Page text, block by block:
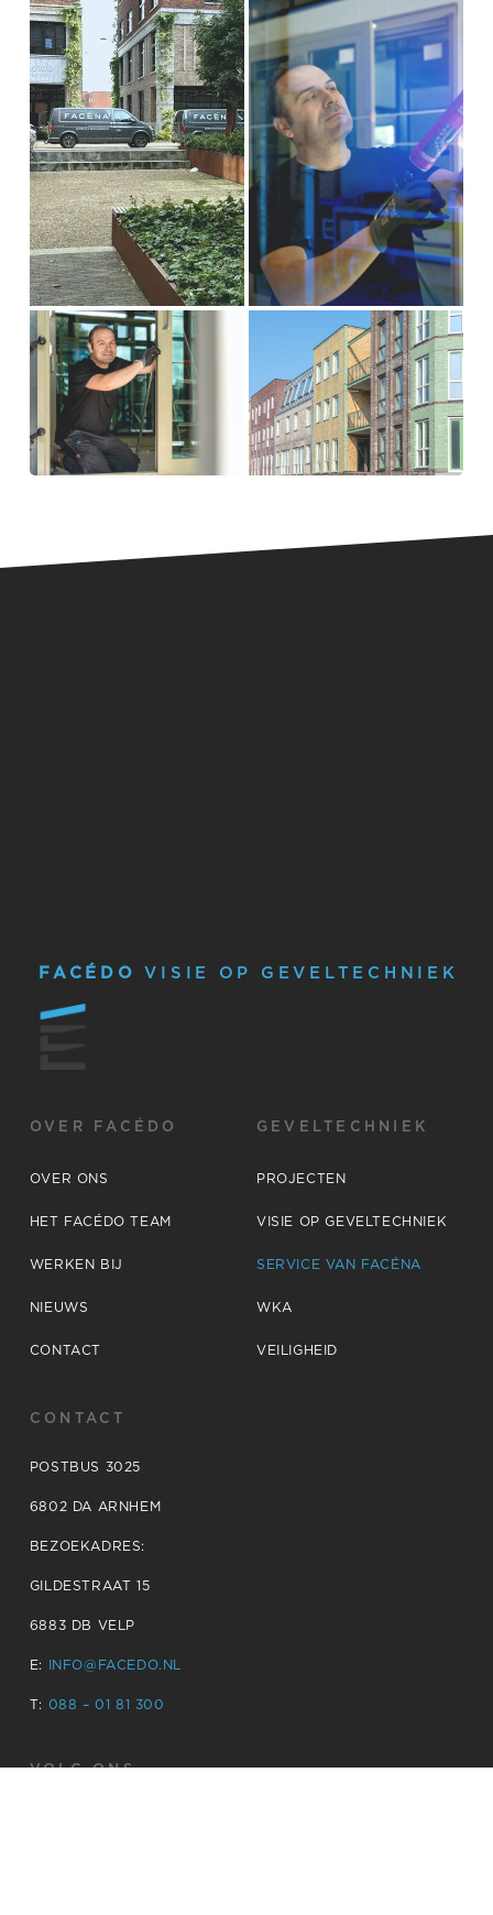
FACÉDO VISIE OP GEVELTECHNIEK
OVER FACÉDO
OVER ONS
HET FACÉDO TEAM
WERKEN BIJ
NIEUWS
CONTACT
GEVELTECHNIEK
PROJECTEN
VISIE OP GEVELTECHNIEK
SERVICE VAN FACÉNA
WKA
VEILIGHEID
CONTACT
POSTBUS 3025
6802 DA ARNHEM
BEZOEKADRES:
GILDESTRAAT 15
6883 DB VELP
E: INFO@FACEDO.NL
T: 088 – 01 81 300
VOLG ONS